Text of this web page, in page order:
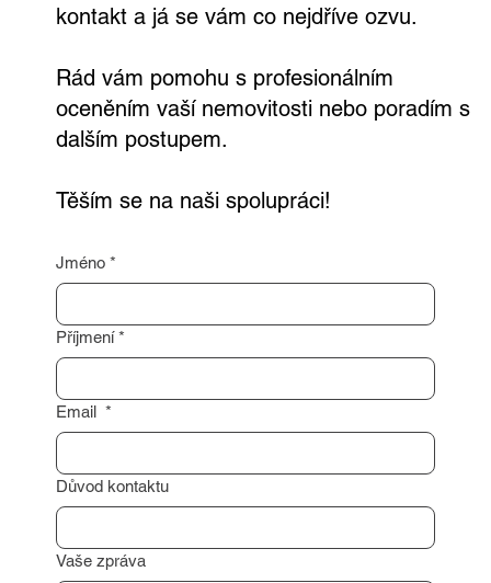
kontakt a já se vám co nejdříve ozvu.
Rád vám pomohu s profesionálním
oceněním vaší nemovitosti nebo poradím s
dalším postupem.
Těším se na naši spolupráci!
Jméno *
Příjmení *
Email *
Důvod kontaktu
Vaše zpráva